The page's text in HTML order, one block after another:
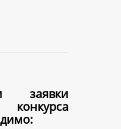
заявки
конкурса